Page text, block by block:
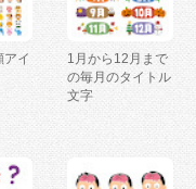
アイ
1月から12月まで
の毎月のタイトル
文字